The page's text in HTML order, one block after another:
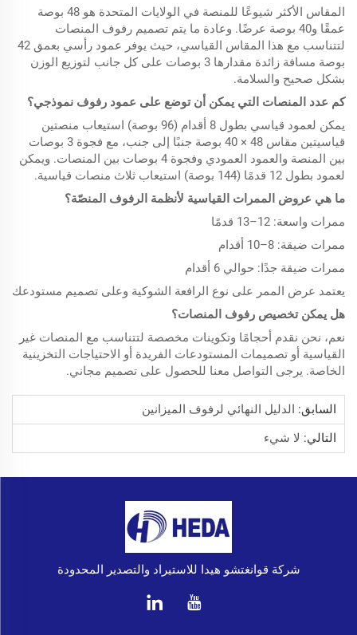
المقاس الأكثر شيوعًا للمنصة في الولايات المتحدة هو 48 بوصة
عمقًا و40 بوصة عرضًا. وعادة ما يتم تصميم رفوف المنصات
لتتناسب مع هذا المقاس القياسي، حيث يوفر عمود رأسي بعمق 42
بوصة مسافة زائدة مقدارها 3 بوصات على كل جانب لتوزيع الوزن
بشكل صحيح والسلامة.
كم عدد المنصات التي يمكن أن توضع على عمود رفوف نموذجي؟
يمكن لعمود قياسي بطول 8 أقدام (96 بوصة) استيعاب منصتين
قياسيتين مقاس 48 × 40 بوصة جنبًا إلى جنب، مع فجوة 3 بوصات
بين المنصة والعمود العمودي وفجوة 4 بوصات بين المنصات. ويمكن
لعمود بطول 12 قدمًا (144 بوصة) استيعاب ثلاث منصات قياسية.
ما هي عروض الممرات القياسية لأنظمة الرفوف المنصّة؟
ممرات واسعة: 12–13 قدمًا
ممرات ضيقة: 8–10 أقدام
ممرات ضيقة جدًا: حوالي 6 أقدام
يعتمد عرض الممر على نوع الرافعة الشوكية وعلى تصميم مستودعك
هل يمكن تخصيص رفوف المنصات؟
نعم، نحن نقدم أحجامًا وتكوينات مخصصة لتتناسب مع المنصات غير
القياسية أو تصميمات المستودعات الفريدة أو الاحتياجات التخزينية
الخاصة. يرجى التواصل معنا للحصول على تصميم مجاني.
السابق: الدليل النهائي لرفوف الميزانين
التالي: لا شيء
شركة قوانغتشو هيدا للاستيراد والتصدير المحدودة